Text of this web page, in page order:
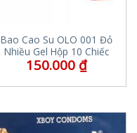
Bao Cao Su OLO 001 Đỏ
Nhiều Gel Hộp 10 Chiếc
150.000 ₫